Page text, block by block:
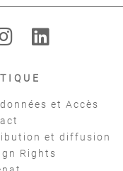
et Accès
et diffusion
Rights